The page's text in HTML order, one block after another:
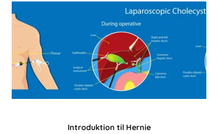
Introduktion til Hernie